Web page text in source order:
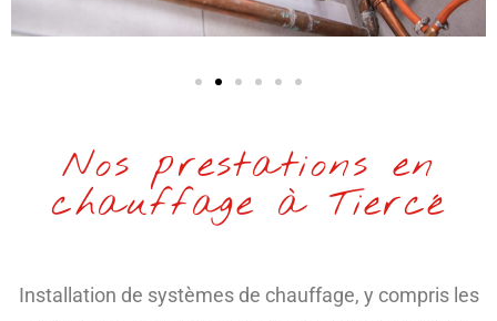
Nos prestations en
chauffage à Tiercé
Installation de systèmes de chauffage, y compris les